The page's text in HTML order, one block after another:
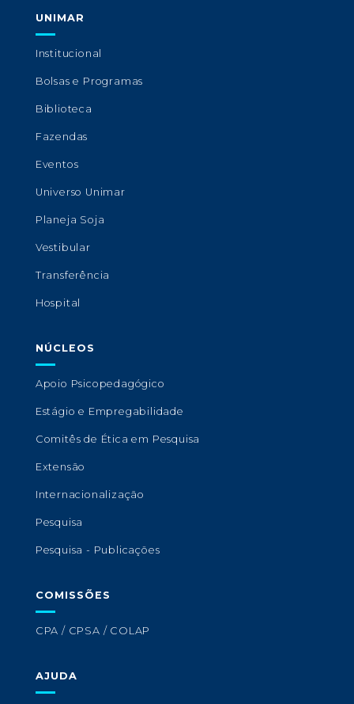
UNIMAR
Institucional
Bolsas e Programas
Biblioteca
Fazendas
Eventos
Universo Unimar
Planeja Soja
Vestibular
Transferência
Hospital
NÚCLEOS
Apoio Psicopedagógico
Estágio e Empregabilidade
Comitês de Ética em Pesquisa
Extensão
Internacionalização
Pesquisa
Pesquisa - Publicações
COMISSÕES
CPA / CPSA / COLAP
AJUDA